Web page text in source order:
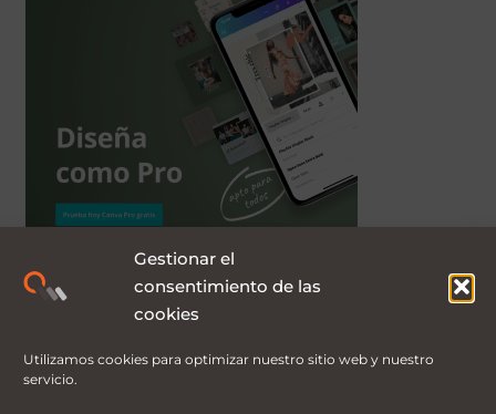
Gestionar el
consentimiento de las
cookies
Utilizamos cookies para optimizar nuestro sitio web y nuestro
servicio.